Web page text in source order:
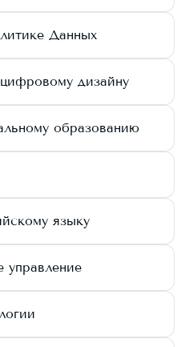
Данных
дизайну
образованию
языку
управление